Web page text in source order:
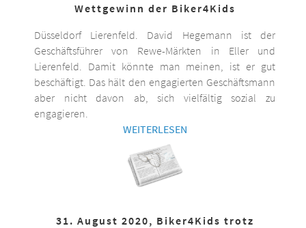
Wettgewinn der Biker4Kids
Düsseldorf Lierenfeld. David Hegemann ist der
Geschäftsführer von Rewe-Märkten in Eller und
Lierenfeld. Damit könnte man meinen, ist er gut
beschäftigt. Das hält den engagierten Geschäftsmann
aber nicht davon ab, sich vielfältig sozial zu
engagieren.
WEITERLESEN
31. August 2020, Biker4Kids trotz